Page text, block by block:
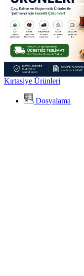
Kırtasiye Ürünleri
Dosyalama